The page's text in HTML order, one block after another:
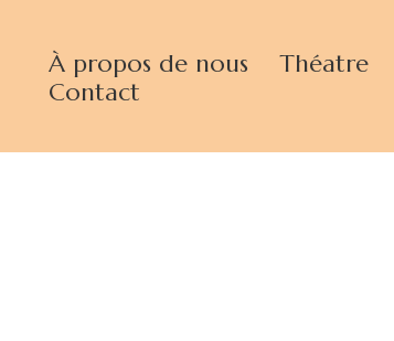
À propos de nous
Théatre
Contact